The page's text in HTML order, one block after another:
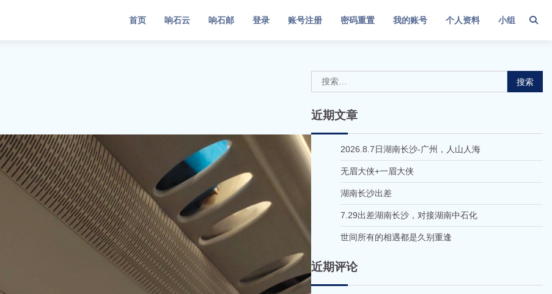
首页 响石云 响石邮 登录 账号注册 密码重置 我的账号 个人资料 小组
索：
近期文章
2026.8.7日湖南长沙-广州，人山人海
无眉大侠+一眉大侠
湖南长沙出差
7.29出差湖南长沙，对接湖南中石化
世间所有的相遇都是久别重逢
近期评论